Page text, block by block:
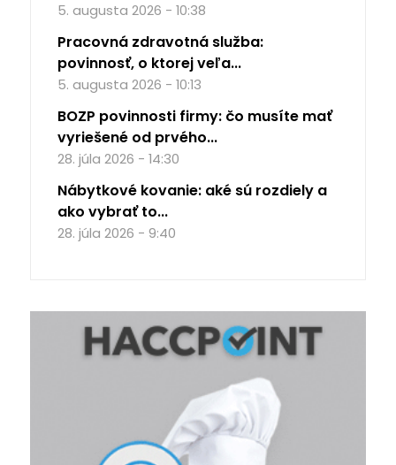
5. augusta 2026 - 10:38
Pracovná zdravotná služba:
povinnosť, o ktorej veľa...
5. augusta 2026 - 10:13
BOZP povinnosti firmy: čo musíte mať
vyriešené od prvého...
28. júla 2026 - 14:30
Nábytkové kovanie: aké sú rozdiely a
ako vybrať to...
28. júla 2026 - 9:40